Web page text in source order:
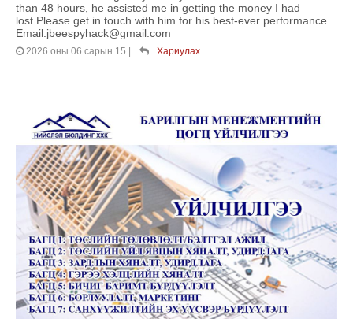
than 48 hours, he assisted me in getting the money I had
lost.Please get in touch with him for his best-ever performance.
Email:jbeespyhack@gmail.com
2026 оны 06 сарын 15 | Хариулах